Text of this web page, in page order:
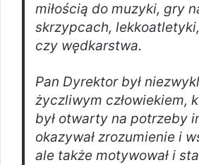
miłością do muzyki, gry
skrzypcach,
czy wędkarstwa.
Pan Dyrektor był
życzliwym człowiekiem,
był otwarty na potrzeby
okazywał zrozumienie i
ale także motywował i